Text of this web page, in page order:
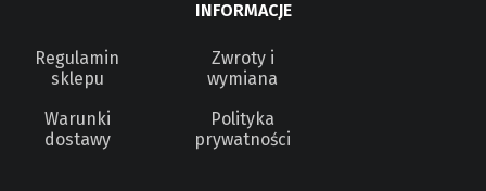
INFORMACJE
Regulamin
sklepu
Warunki
dostawy
Zwroty i
wymiana
Polityka
prywatności